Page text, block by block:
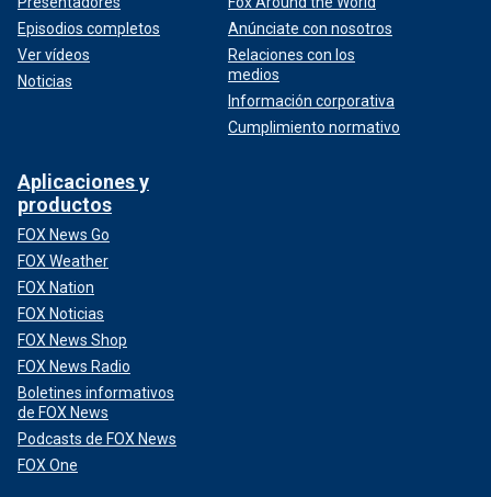
Episodios completos
Ver vídeos
Noticias
Anúnciate con nosotros
Relaciones con los
medios
Información corporativa
Cumplimiento normativo
Aplicaciones y
productos
FOX News Go
FOX Weather
FOX Nation
FOX Noticias
FOX News Shop
FOX News Radio
Boletines informativos
de FOX News
Podcasts de FOX News
FOX One